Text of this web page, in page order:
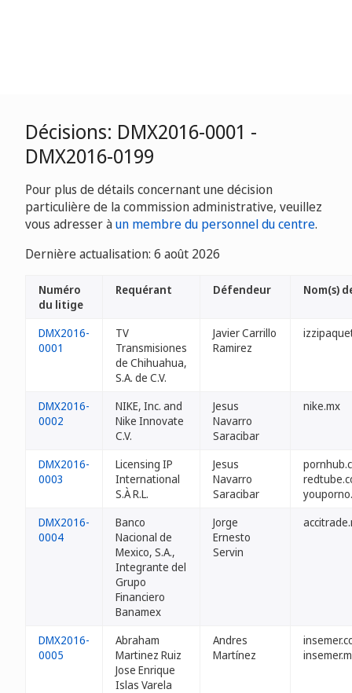
Décisions: DMX2016-0001 -
DMX2016-0199
Pour plus de détails concernant une décision
particulière de la commission administrative, veuillez
vous adresser àun membre du personnel du centre.
Dernière actualisation: 6 août 2026
Numéro
du litige
Requérant Défendeur Nom(s)
DMX2016-
0001
TV
Transmisiones
de Chihuahua,
S.A. de C.V.
Javier Carrillo
Ramirez
DMX2016-
0002
NIKE, Inc. and
Nike Innovate
C.V.
Jesus
Navarro
Saracibar
nike.mx
DMX2016-
0003
Licensing IP
International
S.À R.L.
Jesus
Navarro
Saracibar
DMX2016-
0004
Banco
Nacional de
Mexico, S.A.,
Integrante del
Grupo
Financiero
Banamex
Jorge
Ernesto
Servin
DMX2016-
0005
Abraham
Martinez Ruiz
Jose Enrique
Islas Varela
Andres
Martínez